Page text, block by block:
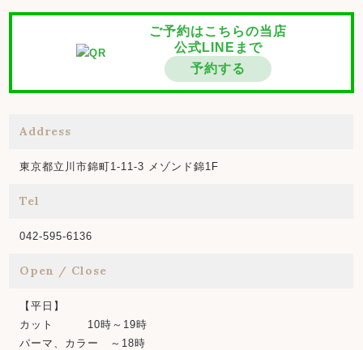
ご予約はこちらの当店
公式LINEまで
予約する
Address
東京都立川市錦町1-11-3 メゾンド錦1F
Tel
042-595-6136
Open / Close
【平日】
カット 10時～19時
パーマ、カラー ～18時